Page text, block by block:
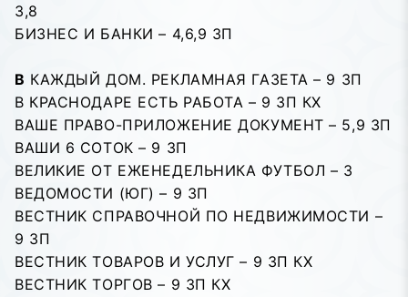
3,8
БИЗНЕС И БАНКИ – 4,6,9 ЗП
В КАЖДЫЙ ДОМ. РЕКЛАМНАЯ ГАЗЕТА – 9 ЗП
В КРАСНОДАРЕ ЕСТЬ РАБОТА – 9 ЗП КХ
ВАШЕ ПРАВО-ПРИЛОЖЕНИЕ ДОКУМЕНТ – 5,9 ЗП
ВАШИ 6 СОТОК – 9 ЗП
ВЕЛИКИЕ ОТ ЕЖЕНЕДЕЛЬНИКА ФУТБОЛ – 3
ВЕДОМОСТИ (ЮГ) – 9 ЗП
ВЕСТНИК СПРАВОЧНОЙ ПО НЕДВИЖИМОСТИ –
9 ЗП
ВЕСТНИК ТОВАРОВ И УСЛУГ – 9 ЗП КХ
ВЕСТНИК ТОРГОВ – 9 ЗП КХ